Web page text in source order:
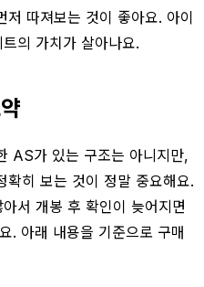
저 따져보는 것이 좋아요. 아이
의 가치가 살아나요.
AS가 있는 구조는 아니지만,
확히 보는 것이 정말 중요해요.
서 개봉 후 확인이 늦어지면
. 아래 내용을 기준으로 구매